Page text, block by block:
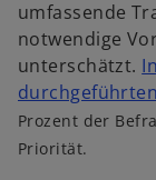
umfassende
notwendige
unterschätzt.
durchgeführten
Prozent der
Priorität.